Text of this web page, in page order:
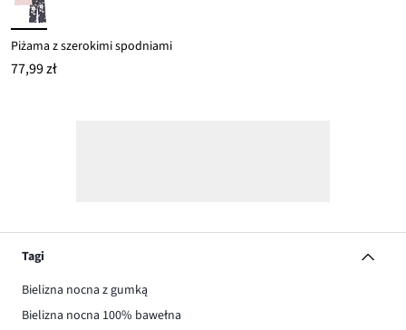
Piżama z szerokimi spodniami
77,99 zł
Tagi
Bielizna nocna z gumką
Bielizna nocna 100% bawełna